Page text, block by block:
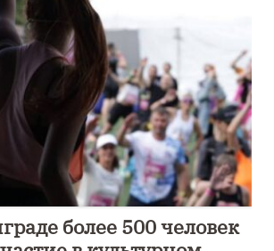
более 500 человек